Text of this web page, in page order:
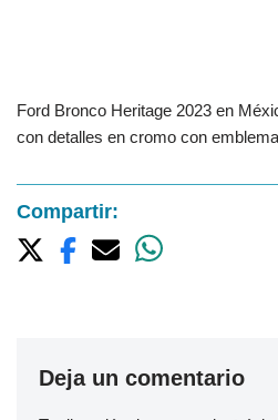
Ford Bronco Heritage 2023 en
con detalles en cromo con emblema
Compartir:
Deja un comentario